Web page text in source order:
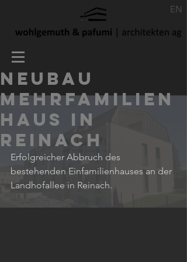
EN
Neubau
Mehrfamilien
haus in
Reinach
Erfolgreicher Abbruch des
bestehenden Einfamilienhauses an der
Landhofallee in Reinach.